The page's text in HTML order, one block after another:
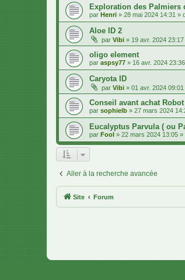
Exploration des Palmiers
par Henri » 28 mai 2024 14:31 »
Aloe ID 2
par Vibi » 19 avr. 2024 23:17
oligo element
par aspsy77 » 16 avr. 2024 23:36
Caryota ID
par Vibi » 01 avr. 2024 09:01
Conseil avant achat
par sophielb » 27 mars 2024
Eucalyptus Parvula ( ou
par Fool » 22 mars 2024 13:05 »
Aller à la recherche avancée
Site Forum